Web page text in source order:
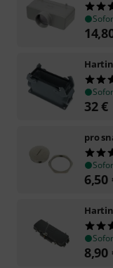
32€
pro
6,50
8,90